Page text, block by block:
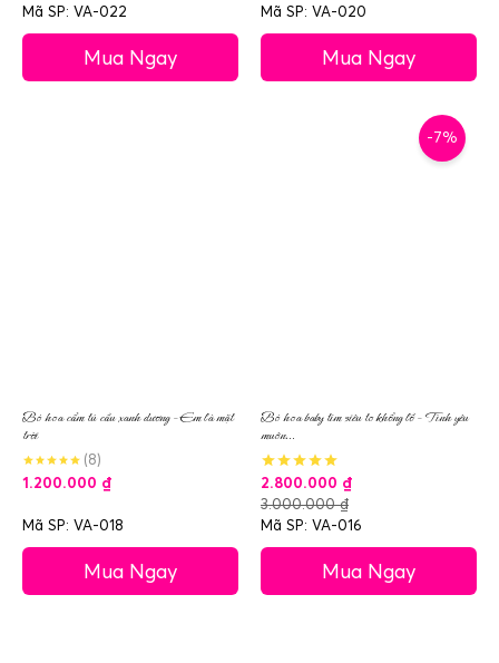
Mã SP: VA-022
Mua Ngay
Mã SP: VA-020
Mua Ngay
Bó hoa cẩm tú cầu xanh dương – Em là mặt
trời
(8)
1.200.000 ₫
Mã SP: VA-018
Mua Ngay
-7%
Bó hoa baby tím siêu to khổng lồ – Tình yêu
muôn...
2.800.000 ₫
3.000.000₫
Mã SP: VA-016
Mua Ngay